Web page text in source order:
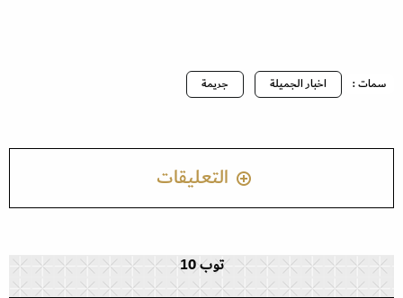
سمات : اخبار الجميلة جريمة
التعليقات
توب 10